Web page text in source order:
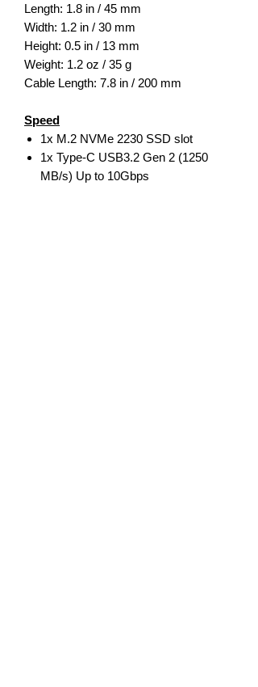
Length: 1.8 in / 45 mm
Width: 1.2 in / 30 mm
Height: 0.5 in / 13 mm
Weight: 1.2 oz / 35 g
Cable Length: 7.8 in / 200 mm
Speed
1x M.2 NVMe 2230 SSD slot
1x Type-C USB3.2 Gen 2 (1250
MB/s) Up to 10Gbps